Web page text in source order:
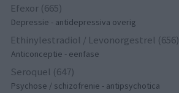
Efexor (665)
Depressie - antidepressiva overig
Ethinylestradiol / Levonorgestrel (656)
Anticonceptie - eenfase
Seroquel (647)
Psychose / schizofrenie - antipsychotica